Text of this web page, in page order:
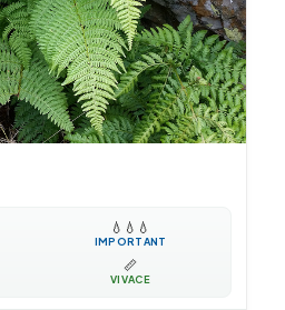
💧 💧 💧
IMPORTANT
📏
VIVACE